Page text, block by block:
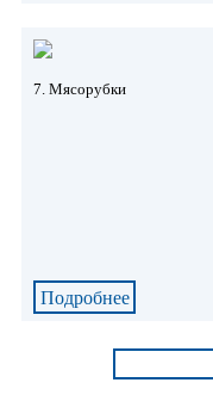
7. Мясорубки
Подробнее